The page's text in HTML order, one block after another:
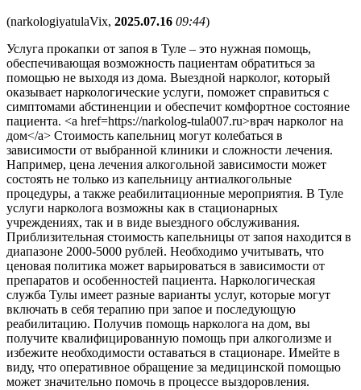
(narkologiyatulaVix, 2025.07.16 09:44)
Услуга прокапки от запоя в Туле – это нужная помощь,
обеспечивающая возможность пациентам обратиться за
помощью не выходя из дома. Выездной нарколог, который
оказывает наркологические услуги, поможет справиться с
симптомами абстиненции и обеспечит комфортное состояние
пациента. <a href=https://narkolog-tula007.ru>врач нарколог на
дом</a> Стоимость капельниц могут колебаться в
зависимости от выбранной клиники и сложности лечения.
Например, цена лечения алкогольной зависимости может
состоять не только из капельницу антиалкогольные
процедуры, а также реабилитационные мероприятия. В Туле
услуги нарколога возможны как в стационарных
учреждениях, так и в виде выездного обслуживания.
Приблизительная стоимость капельницы от запоя находится в
диапазоне 2000-5000 рублей. Необходимо учитывать, что
ценовая политика может варьироваться в зависимости от
препаратов и особенностей пациента. Наркологическая
служба Тулы имеет разные варианты услуг, которые могут
включать в себя терапию при запое и последующую
реабилитацию. Получив помощь нарколога на дом, вы
получите квалифицированную помощь при алкоголизме и
избежите необходимости оставаться в стационаре. Имейте в
виду, что оперативное обращение за медицинской помощью
может значительно помочь в процессе выздоровления.